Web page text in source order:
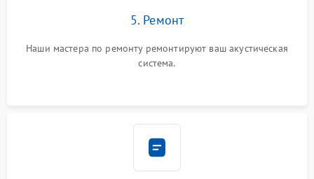
5. Ремонт
Наши мастера по ремонту ремонтируют ваш акустическая
система.